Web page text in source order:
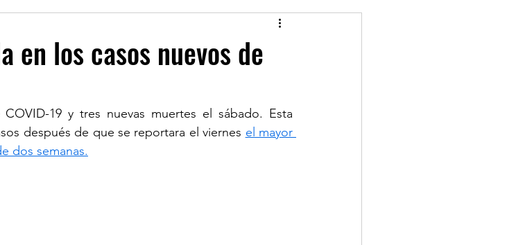
LATIN AMERICA
en los casos nuevos de
19 y tres nuevas muertes el sábado. Esta
después de que se reportara el viernes el mayor
dos semanas.